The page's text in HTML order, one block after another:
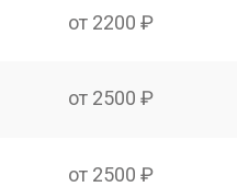
от 2200 ₽
от 2500 ₽
от 2500 ₽